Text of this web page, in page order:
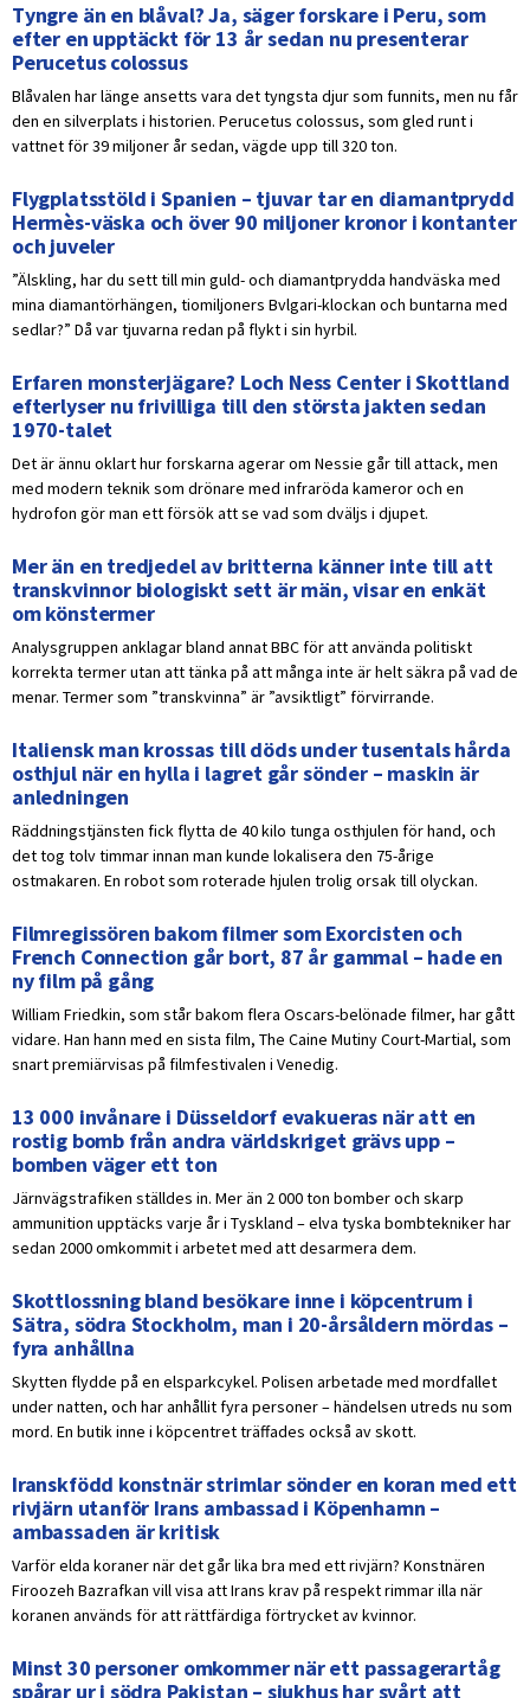
Tyngre än en blåval? Ja, säger forskare i Peru, som
efter en upptäckt för 13 år sedan nu presenterar
Perucetus colossus
Blåvalen har länge ansetts vara det tyngsta djur som funnits, men nu får
den en silverplats i historien. Perucetus colossus, som gled runt i
vattnet för 39 miljoner år sedan, vägde upp till 320 ton.
Flygplatsstöld i Spanien – tjuvar tar en diamantprydd
Hermès-väska och över 90 miljoner kronor i kontanter
och juveler
”Älskling, har du sett till min guld- och diamantprydda handväska med
mina diamantörhängen, tiomiljoners Bvlgari-klockan och buntarna med
sedlar?” Då var tjuvarna redan på flykt i sin hyrbil.
Erfaren monsterjägare? Loch Ness Center i Skottland
efterlyser nu frivilliga till den största jakten sedan
1970-talet
Det är ännu oklart hur forskarna agerar om Nessie går till attack, men
med modern teknik som drönare med infraröda kameror och en
hydrofon gör man ett försök att se vad som dväljs i djupet.
Mer än en tredjedel av britterna känner inte till att
transkvinnor biologiskt sett är män, visar en enkät
om könstermer
Analysgruppen anklagar bland annat BBC för att använda politiskt
korrekta termer utan att tänka på att många inte är helt säkra på vad de
menar. Termer som ”transkvinna” är ”avsiktligt” förvirrande.
Italiensk man krossas till döds under tusentals hårda
osthjul när en hylla i lagret går sönder – maskin är
anledningen
Räddningstjänsten fick flytta de 40 kilo tunga osthjulen för hand, och
det tog tolv timmar innan man kunde lokalisera den 75-årige
ostmakaren. En robot som roterade hjulen trolig orsak till olyckan.
Filmregissören bakom filmer som Exorcisten och
French Connection går bort, 87 år gammal – hade en
ny film på gång
William Friedkin, som står bakom flera Oscars-belönade filmer, har gått
vidare. Han hann med en sista film, The Caine Mutiny Court-Martial, som
snart premiärvisas på filmfestivalen i Venedig.
13 000 invånare i Düsseldorf evakueras när att en
rostig bomb från andra världskriget grävs upp –
bomben väger ett ton
Järnvägstrafiken ställdes in. Mer än 2 000 ton bomber och skarp
ammunition upptäcks varje år i Tyskland – elva tyska bombtekniker har
sedan 2000 omkommit i arbetet med att desarmera dem.
Skottlossning bland besökare inne i köpcentrum i
Sätra, södra Stockholm, man i 20-årsåldern mördas –
fyra anhållna
Skytten flydde på en elsparkcykel. Polisen arbetade med mordfallet
under natten, och har anhållit fyra personer – händelsen utreds nu som
mord. En butik inne i köpcentret träffades också av skott.
Iranskfödd konstnär strimlar sönder en koran med ett
rivjärn utanför Irans ambassad i Köpenhamn –
ambassaden är kritisk
Varför elda koraner när det går lika bra med ett rivjärn? Konstnären
Firoozeh Bazrafkan vill visa att Irans krav på respekt rimmar illa när
koranen används för att rättfärdiga förtrycket av kvinnor.
Minst 30 personer omkommer när ett passagerartåg
spårar ur i södra Pakistan – sjukhus har svårt att